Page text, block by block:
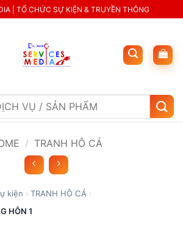
| TỔ CHỨC SỰ KIỆN & TRUYỀN THÔNG
/ TRANH HÔ CÁ
kiện
TRANH HÔ CÁ
HÔN 1